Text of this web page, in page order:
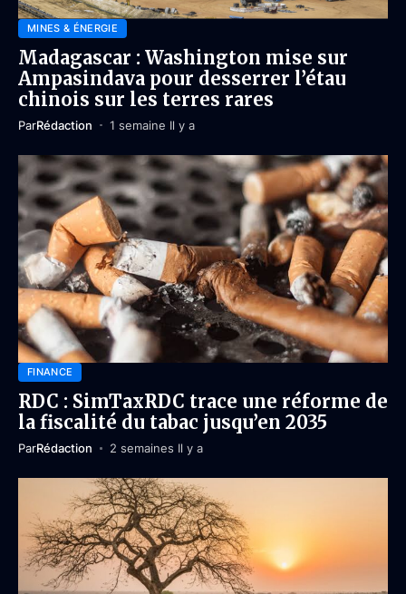
MINES & ÉNERGIE
Madagascar : Washington mise sur
Ampasindava pour desserrer l’étau
chinois sur les terres rares
ParRédaction 1 semaine Il y a
FINANCE
RDC : SimTaxRDC trace une réforme de
la fiscalité du tabac jusqu’en 2035
ParRédaction 2 semaines Il y a